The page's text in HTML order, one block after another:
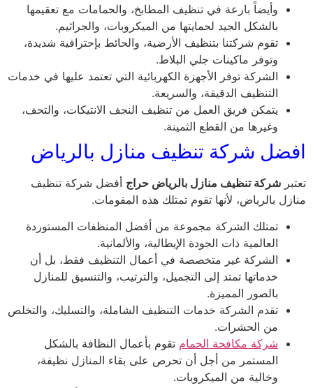
وأيضاً بارعة في تنظيف المطابخ، والحمامات مع تعقيمها
بالشكل الجيد لحمايتها من الميكروبات، والجراثيم.
تقوم شركتنا بتنظيف الأرضية، والحائط بإحترافية شديدة،
وتوفر ماكينات جلي البلاط.
الشركة توفر الأجهزة الكهربائية التي تعتمد عليها في خدمات
التنظيف الدقيقة، والسريعة.
يتمكن فريق العمل من تنظيف النجف الانتيكات، والتحف،
وغيرها من القطع الثمينة.
افضل شركة تنظيف منازل بالرياض
تعتبر شركة تنظيف منازل بالرياض حراج أفضل شركة تنظيف
منازل بالرياض، لأنها تقوم تمتلك هذه المقومات.
تمتلك الشركة مجموعة من أفضل المنظفات المستوردة
العالمية ذات الجودة الإيطالية، والألمانية.
الشركة غير متخصصة في أعمال التنظيف فقط، بل أن
خدماتها تمتد إلى التجميل، والترتيب، والتنسيق للمنازل
بالصور المميزة.
تقدم الشركة خدمات التنظيف الشاملة، والتسليك، والتخلص
من الحشرات.
شركة مكافحة الحمام تقوم بأعمال النظافة بالشكل
المستمر من أجل أن تحرص على بقاء المنازل نظيفة،
وخالية من الميكروبات.